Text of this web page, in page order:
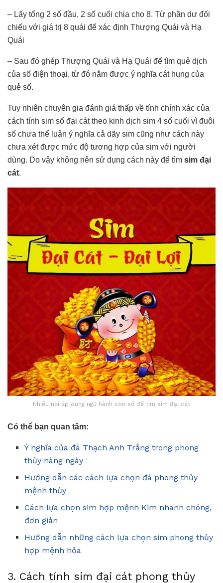
– Lấy tổng 2 số đầu, 2 số cuối chia cho 8. Từ phần dư đối
chiếu với giá trị 8 quái để xác định Thượng Quái và Hạ
Quái
– Sau đó ghép Thượng Quái và Hạ Quái để tìm quẻ dịch
của số điện thoại, từ đó nắm được ý nghĩa cát hung của
quẻ số.
Tuy nhiên chuyên gia đánh giá thấp về tính chính xác của
cách tính sim số đại cát theo kinh dịch sim 4 số cuối vì đuôi
số chưa thể luận ý nghĩa cả dãy sim cũng như cách này
chưa xét được mức độ tương hợp của sim với người
dùng. Do vậy không nên sử dụng cách này để tìm sim đại
cát.
Nhiều nơi áp dụng ngũ hành con số để tìm sim đại cát
Có thể bạn quan tâm:
Ý nghĩa của đá Thạch Anh Trắng trong phong
thủy hàng ngày
Hướng dẫn các cách lựa chọn đá phong thủy
mệnh thủy
Cách lựa chọn sim hợp mệnh Kim nhanh chóng,
đơn giản
Hướng dẫn những cách lựa chọn sim phong thủy
hợp mệnh hỏa
3. Cách tính sim đại cát phong thủy